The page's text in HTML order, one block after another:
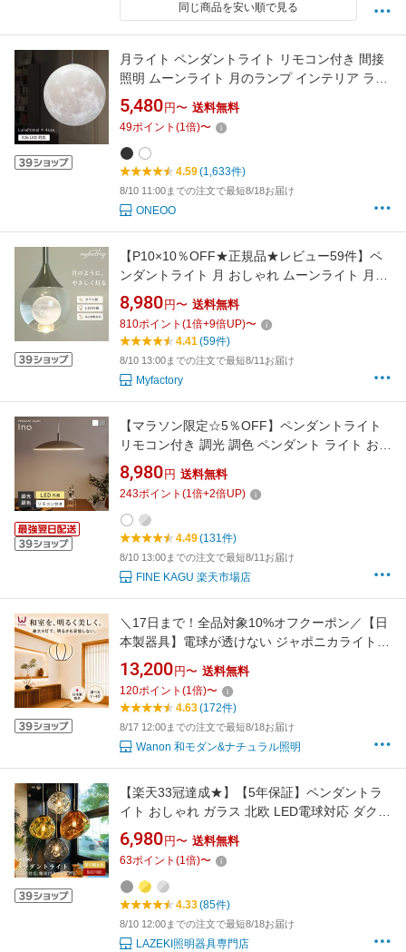
同じ商品を安い順で見る
月ライト ペンダントライト リモコン付き 間接
照明 ムーンライト 月のランプ インテリア ライ
ト 照明 月 天井 吊り下げライト ランプシェード
LED おしゃれ 天井照明 癒し オシャレ シーリン
グ 大きい 和室 タイマー 匠の誠品 &#174; ルナ
プライマル&#174;
5,480 円〜 送料無料
49ポイント (1倍)〜
4.59(1,633件)
8/10 11:00までの注文で最短8/18お届け
ONEOO
【P10×10％OFF★正規品★レビュー59件】ペ
ンダントライト 月 おしゃれ ムーンライト 月ラ
イト 間接照明 ガラス 1灯 LED 天井 丸 照明器
具 北欧 かわいい インテリア ライト モダン ナ
チュラル ダイニング キッチン リビング 寝室 食
卓 トイレ 階段 洗面所 居間 店舗
8,980 円〜 送料無料
810ポイント (1倍+9倍UP)〜
4.41(59件)
8/10 13:00までの注文で最短8/11お届け
Myfactory
【マラソン限定☆5％OFF】ペンダントライト
リモコン付き 調光 調色 ペンダント ライト おし
ゃれ ミニマムデザイン LED内蔵 6畳 8畳 間接
照明 北欧 おしゃれ ダイニングテーブル照明 キ
ッチン照明 玄関ライト 間接照明 インテリア ス
ポットライト ペンダントランプ
8,980 円 送料無料
243ポイント (1倍+2倍UP)
4.49(131件)
8/10 13:00までの注文で最短8/11お届け
FINE KAGU 楽天市場店
＼17日まで！全品対象10%オフクーポン／【日
本製器具】電球が透けない ジャポニカライトL
ペンダントライト 和室 照明 和風 4灯 3灯 2灯
照明器具 和モダン 和 天井照明 シーリングライ
ト ペンダント照明 6畳 8畳 10畳 12畳 明るい イ
ンテリア照明 リビング 和風照明器具
13,200 円〜 送料無料
120ポイント (1倍)〜
4.63(172件)
8/17 12:00までの注文で最短8/18お届け
Wanon 和モダン&ナチュラル照明
【楽天33冠達成★】【5年保証】ペンダントラ
イト おしゃれ ガラス 北欧 LED電球対応 ダクト
レール 引掛シーリング 1灯 E26 レトロ カフェ
吊り下げ照明 キッチン ダイニング 玄関 トイレ
食卓 リビング 照明器具
6,980 円〜 送料無料
63ポイント (1倍)〜
4.33(85件)
8/10 12:00までの注文で最短8/18お届け
LAZEKI照明器具専門店